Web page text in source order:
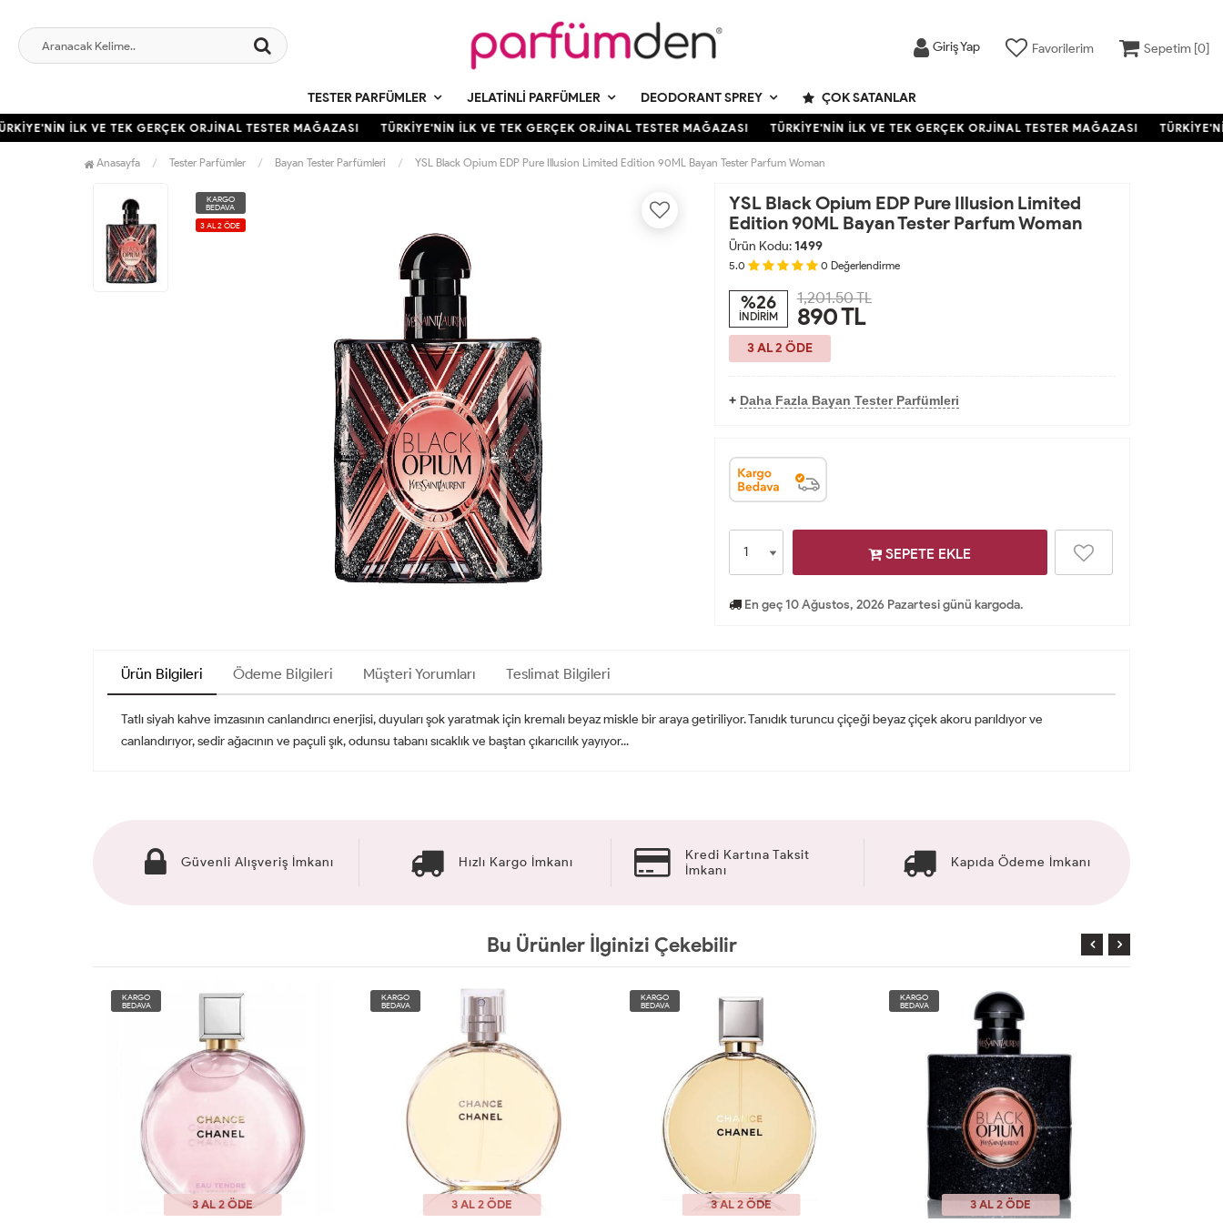
Giriş Yap Favorilerim Sepetim [0]
TESTER PARFÜMLER JELATINLI PARFÜMLER DEODORANT SPREY ÇOK SATANLAR
İLK VE TEK GERÇEK ORJİNAL TESTER MAĞAZASI TÜRKİYE'NİN İLK VE TEK GERÇEK ORJİNAL TESTER MAĞAZASI TÜRKİYE'NİN İLK VE TEK GERÇEK ORJİNAL TESTER MAĞAZASI
Anasayfa Tester Parfümler Bayan Tester Parfümleri YSL Black Opium EDP Pure Illusion Limited Edition 90ML Bayan Tester Parfum Woman
KARGO
BEDAVA
3 AL 2 ÖDE
YSL Black Opium EDP Pure Illusion Limited
Edition 90ML Bayan Tester Parfum Woman
Ürün Kodu:1499
5.0 0 Değerlendirme
%26
İNDİRİM
1,201.50 TL
890TL
3 AL 2 ÖDE
+ Daha Fazla Bayan Tester Parfümleri
SEPETE EKLE
En geç 10 Ağustos, 2026 Pazartesi günü kargoda.
Ürün Bilgileri Ödeme Bilgileri Müşteri Yorumları Teslimat Bilgileri
Tatlı siyah kahve imzasının canlandırıcı enerjisi, duyuları şok yaratmak için kremalı beyaz miskle bir araya getiriliyor. Tanıdık turuncu çiçeği beyaz çiçek akoru parıldıyor ve
canlandırıyor, sedir ağacının ve paçuli şık, odunsu tabanı sıcaklık ve baştan çıkarıcılık yayıyor...
Güvenli Alışveriş İmkanı Hızlı Kargo İmkanı
Kredi Kartına Taksit
İmkanı
Kapıda Ödeme İmkanı
Bu Ürünler İlginizi Çekebilir
KARGO
BEDAVA
3 AL 2 ÖDE
KARGO
BEDAVA
3 AL 2 ÖDE
KARGO
BEDAVA
3 AL 2 ÖDE
KARGO
BEDAVA
3 AL 2 ÖDE